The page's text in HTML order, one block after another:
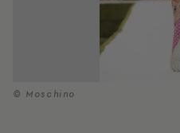
© Moschino